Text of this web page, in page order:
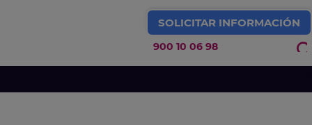
SOLICITAR INFORMACIÓN
900 10 06 98